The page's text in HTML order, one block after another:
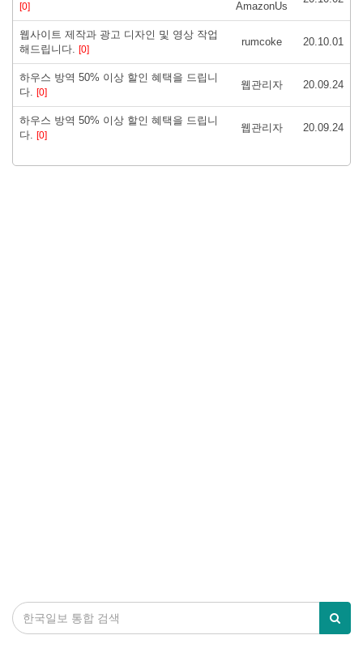
[0] AmazonUs
웹사이트 제작과 광고 디자인 및 영상 작업
해드립니다. [0]
rumcoke 20.10.01
하우스 방역 50% 이상 할인 혜택을 드립니
다. [0]
웹관리자 20.09.24
하우스 방역 50% 이상 할인 혜택을 드립니
다. [0]
웹관리자 20.09.24